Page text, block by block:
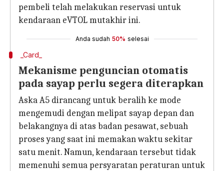
pembeli telah melakukan reservasi untuk
kendaraan eVTOL mutakhir ini.
Anda sudah 50% selesai
_Card_
Mekanisme penguncian otomatis
pada sayap perlu segera diterapkan
Aska A5 dirancang untuk beralih ke mode
mengemudi dengan melipat sayap depan dan
belakangnya di atas badan pesawat, sebuah
proses yang saat ini memakan waktu sekitar
satu menit. Namun, kendaraan tersebut tidak
memenuhi semua persyaratan peraturan untuk